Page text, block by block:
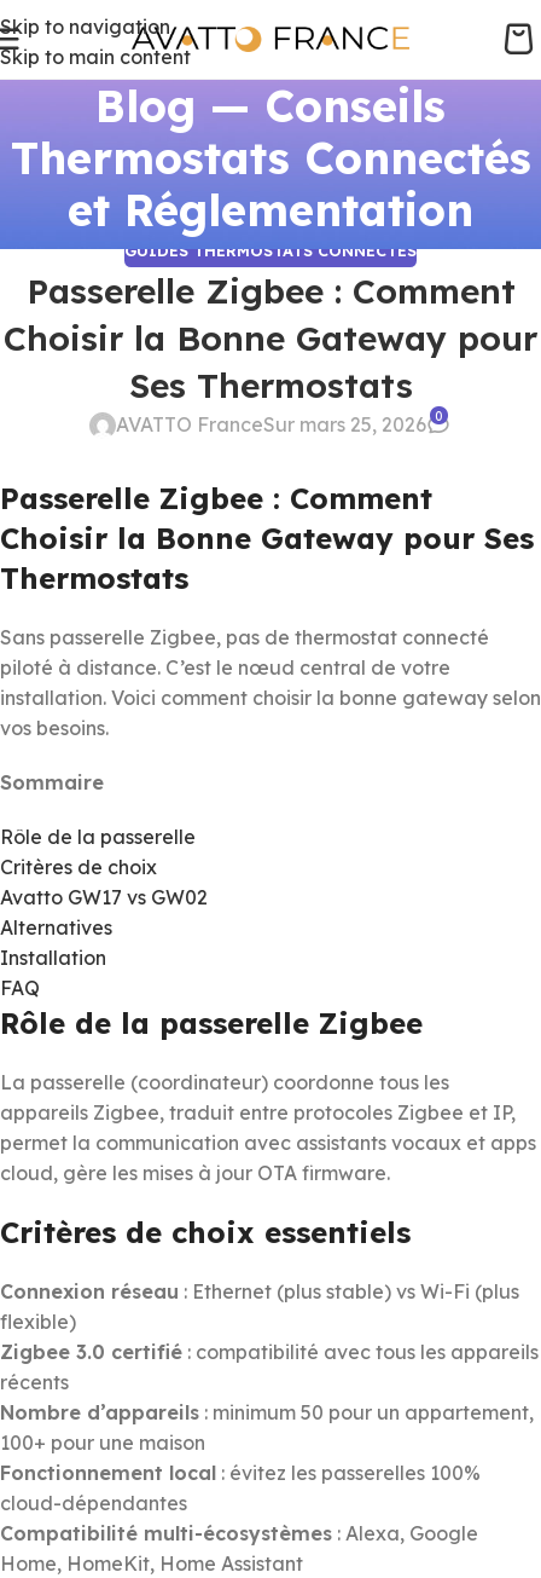
Skip to navigation
Skip to main content
Blog — Conseils
Thermostats Connectés
et Réglementation
GUIDES THERMOSTATS CONNECTÉS
Passerelle Zigbee : Comment
Choisir la Bonne Gateway pour
Ses Thermostats
AVATTO FranceSur mars 25, 2026 0
Passerelle Zigbee : Comment
Choisir la Bonne Gateway pour Ses
Thermostats
Sans passerelle Zigbee, pas de thermostat connecté
piloté à distance. C’est le nœud central de votre
installation. Voici comment choisir la bonne gateway selon
vos besoins.
Sommaire
Rôle de la passerelle
Critères de choix
Avatto GW17 vs GW02
Alternatives
Installation
FAQ
Rôle de la passerelle Zigbee
La passerelle (coordinateur) coordonne tous les
appareils Zigbee, traduit entre protocoles Zigbee et IP,
permet la communication avec assistants vocaux et apps
cloud, gère les mises à jour OTA firmware.
Critères de choix essentiels
Connexion réseau : Ethernet (plus stable) vs Wi-Fi (plus
flexible)
Zigbee 3.0 certifié : compatibilité avec tous les appareils
récents
Nombre d’appareils : minimum 50 pour un appartement,
100+ pour une maison
Fonctionnement local : évitez les passerelles 100%
cloud-dépendantes
Compatibilité multi-écosystèmes : Alexa, Google
Home, HomeKit, Home Assistant